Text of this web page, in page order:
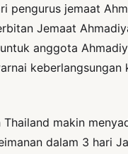
jemaat
Jemaat
anggota
makin
dalam 3 hari